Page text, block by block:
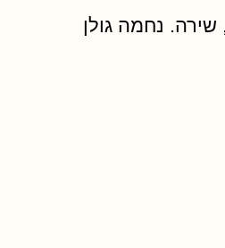
שירה. נחמה גולן